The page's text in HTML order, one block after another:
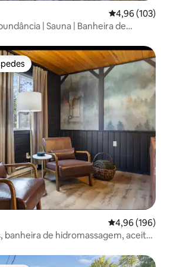
4,96 de uma
4,96 (103)
| Sauna | Banheira de
dos hóspedes
4,96 de uma
4,96 (196)
banheira de hidromassagem, aceita